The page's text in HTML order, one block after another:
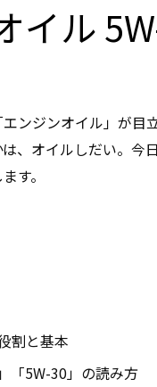
イル
ンジンオイル」が目
、オイルしだい。今
す。
割と基本
「5W-30」の読み方